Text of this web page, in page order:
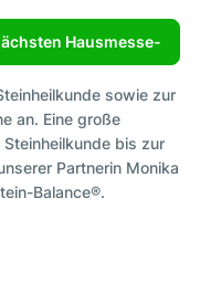
Hausmesse-
sowie zur
an. Eine große
bis zur
Partnerin Monika
Balance®.